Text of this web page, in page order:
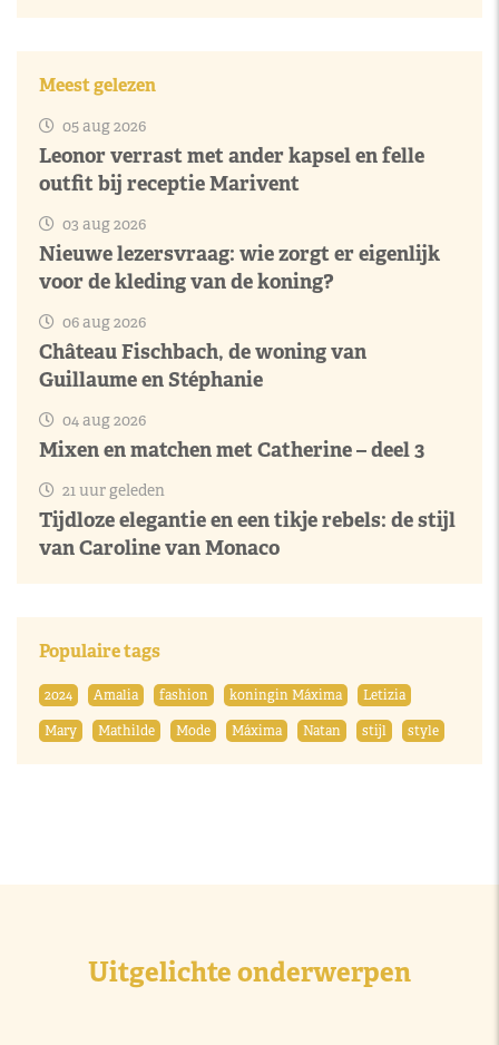
Meest gelezen
05 aug 2026
Leonor verrast met ander kapsel en felle
outfit bij receptie Marivent
03 aug 2026
Nieuwe lezersvraag: wie zorgt er eigenlijk
voor de kleding van de koning?
06 aug 2026
Château Fischbach, de woning van
Guillaume en Stéphanie
04 aug 2026
Mixen en matchen met Catherine – deel 3
21 uur geleden
Tijdloze elegantie en een tikje rebels: de stijl
van Caroline van Monaco
Populaire tags
2024 Amalia fashion koningin Máxima
Letizia
Mary
Mathilde Mode Máxima Natan stijl style
Uitgelichte onderwerpen